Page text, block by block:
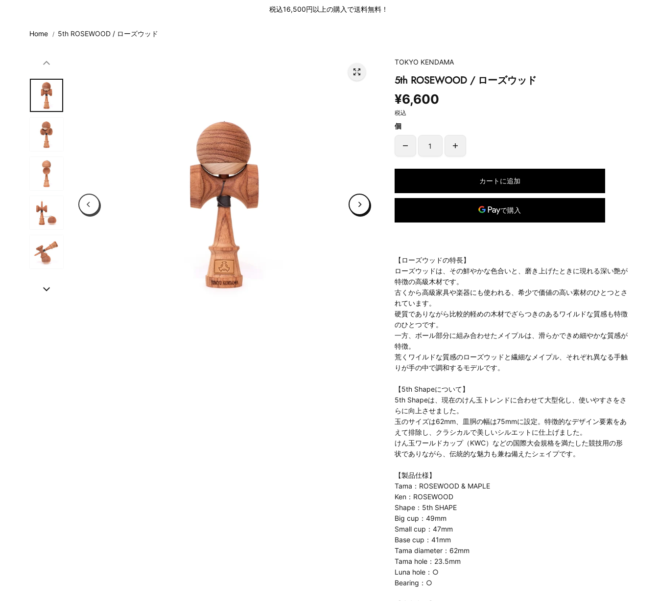
税込16,500円以上の購入で送料無料！
Home 5th ROSEWOOD / ローズウッド
TOKYO KENDAMA
5th ROSEWOOD / ローズウッド
¥6,600
税込
個
カートに追加
【ローズウッドの特長】
ローズウッドは、その鮮やかな色合いと、磨き上げたときに現れる深い艶が
特徴の高級木材です。
古くから高級家具や楽器にも使われる、希少で価値の高い素材のひとつとさ
れています。
硬質でありながら比較的軽めの木材でざらつきのあるワイルドな質感も特徴
のひとつです。
一方、ボール部分に組み合わせたメイプルは、滑らかできめ細やかな質感が
特徴。
荒くワイルドな質感のローズウッドと繊細なメイプル、それぞれ異なる手触
りが手の中で調和するモデルです。
【5th Shapeについて】
5th Shapeは、現在のけん玉トレンドに合わせて大型化し、使いやすさをさ
らに向上させました。
玉のサイズは62mm、皿胴の幅は75mmに設定。特徴的なデザイン要素をあ
えて排除し、クラシカルで美しいシルエットに仕上げました。
けん玉ワールドカップ（KWC）などの国際大会規格を満たした競技用の形
状でありながら、伝統的な魅力も兼ね備えたシェイプです。
【製品仕様】
Tama：ROSEWOOD & MAPLE
Ken：ROSEWOOD
Shape：5th SHAPE
Big cup：49mm
Small cup：47mm
Base cup：41mm
Tama diameter：62mm
Tama hole：23.5mm
Luna hole：○
Bearing：○